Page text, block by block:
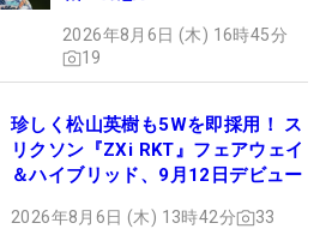
2026年8月6日 (木) 16時45分
19
珍しく松山英樹も5Wを即採用！ ス
リクソン『ZXi RKT』フェアウェイ
＆ハイブリッド、9月12日デビュー
2026年8月6日 (木) 13時42分 33